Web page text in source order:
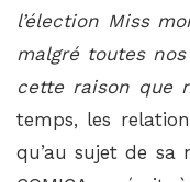
l’élection Miss
malgré toutes
cette raison que
temps, les
qu’au sujet de sa